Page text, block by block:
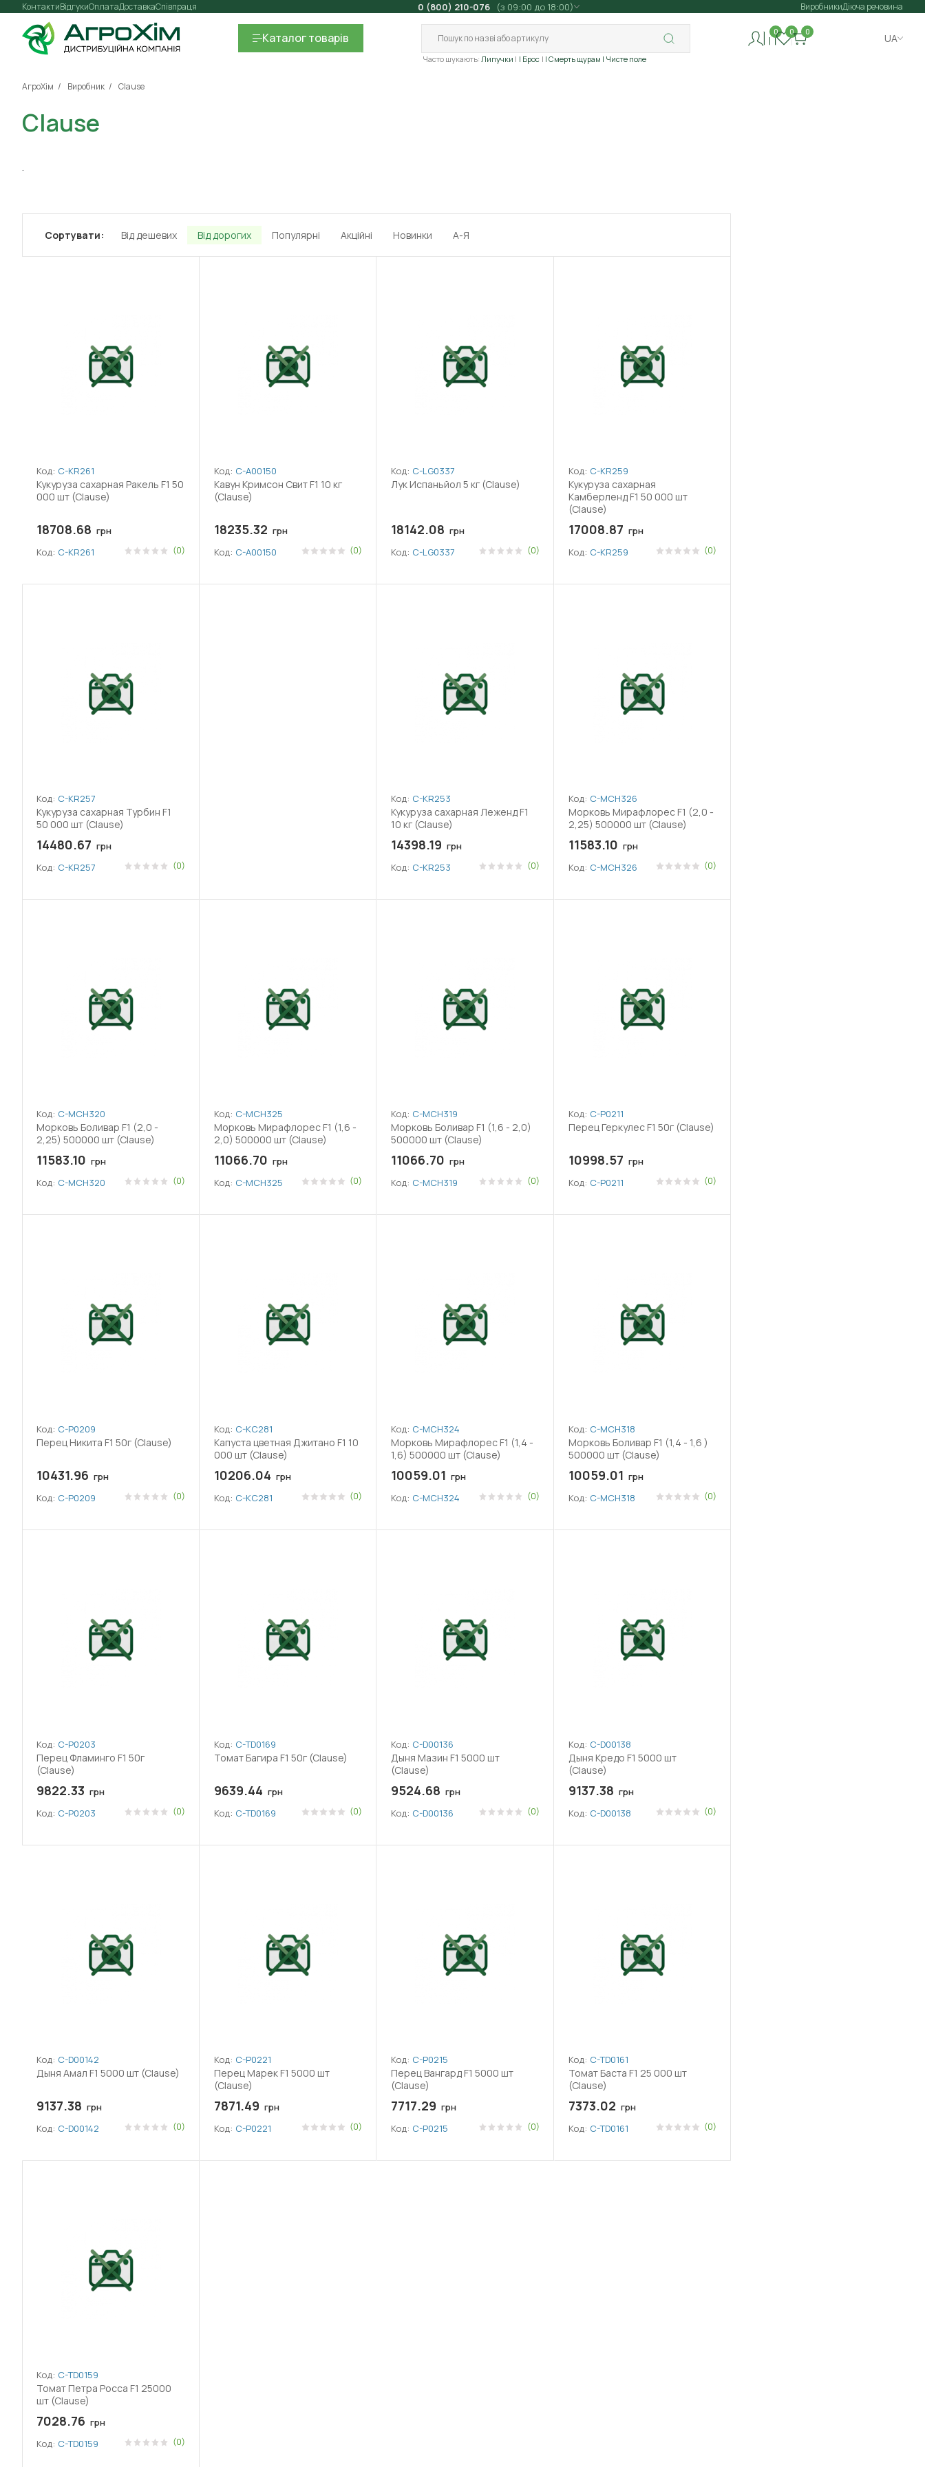
Контакти Оплата
Відгуки ДоставкаСпівпраця 0 (800) 210-076 (з 09:00 до 18:00) ВиробникиДіюча речовина
Каталогтоварів
Часто шукають: Липучки | Брос | Смерть щурам | Чисте поле
0 0 0
UA
АгроХім Виробник Clause
Clause
.
Сортувати: Від дешевих Від дорогих Популярні Акційні Новинки А-Я
Код: C-KR261
Кукуруза сахарная Ракель F1 50
000 шт (Clause)
18708.68 грн
Код: C-KR261 (0)
Код: C-A00150
Кавун Кримсон Свит F1 10 кг
(Clause)
18235.32 грн
Код: C-A00150 (0)
Код: C-LG0337
Лук Испаньйол 5 кг (Clause)
18142.08 грн
Код: C-LG0337 (0)
Код: C-KR259
Кукуруза сахарная
Камберленд F1 50 000 шт
(Clause)
17008.87 грн
Код: C-KR259 (0)
Код: C-KR257
Кукуруза сахарная Турбин F1
50 000 шт (Clause)
14480.67 грн
Код: C-KR257 (0)
Код: C-KR253
Кукуруза сахарная Леженд F1
10 кг (Clause)
14398.19 грн
Код: C-KR253 (0)
Код: C-MCH326
Морковь Мирафлорес F1 (2,0 -
2,25) 500000 шт (Clause)
11583.10 грн
Код: C-MCH326 (0)
Код: C-MCH320
Морковь Боливар F1 (2,0 -
2,25) 500000 шт (Clause)
11583.10 грн
Код: C-MCH320 (0)
Код: C-MCH325
Морковь Мирафлорес F1 (1,6 -
2,0) 500000 шт (Clause)
11066.70 грн
Код: C-MCH325 (0)
Код: C-MCH319
Морковь Боливар F1 (1,6 - 2,0)
500000 шт (Clause)
11066.70 грн
Код: C-MCH319 (0)
Код: C-P0211
Перец Геркулес F1 50г (Clause)
10998.57 грн
Код: C-P0211 (0)
Код: C-P0209
Перец Никита F1 50г (Clause)
10431.96 грн
Код: C-P0209 (0)
Код: C-KC281
Капуста цветная Джитано F1 10
000 шт (Clause)
10206.04 грн
Код: C-KC281 (0)
Код: C-MCH324
Морковь Мирафлорес F1 (1,4 -
1,6) 500000 шт (Clause)
10059.01 грн
Код: C-MCH324 (0)
Код: C-MCH318
Морковь Боливар F1 (1,4 - 1,6 )
500000 шт (Clause)
10059.01 грн
Код: C-MCH318 (0)
Код: C-P0203
Перец Фламинго F1 50г
(Clause)
9822.33 грн
Код: C-P0203 (0)
Код: C-TD0169
Томат Багира F1 50г (Clause)
9639.44 грн
Код: C-TD0169 (0)
Код: C-D00136
Дыня Мазин F1 5000 шт
(Clause)
9524.68 грн
Код: C-D00136 (0)
Код: C-D00138
Дыня Кредо F1 5000 шт
(Clause)
9137.38 грн
Код: C-D00138 (0)
Код: C-D00142
Дыня Амал F1 5000 шт (Clause)
9137.38 грн
Код: C-D00142 (0)
Код: C-P0221
Перец Марек F1 5000 шт
(Clause)
7871.49 грн
Код: C-P0221 (0)
Код: C-P0215
Перец Вангард F1 5000 шт
(Clause)
7717.29 грн
Код: C-P0215 (0)
Код: C-TD0161
Томат Баста F1 25 000 шт
(Clause)
7373.02 грн
Код: C-TD0161 (0)
Код: C-TD0159
Томат Петра Росса F1 25000
шт (Clause)
7028.76 грн
Код: C-TD0159 (0)